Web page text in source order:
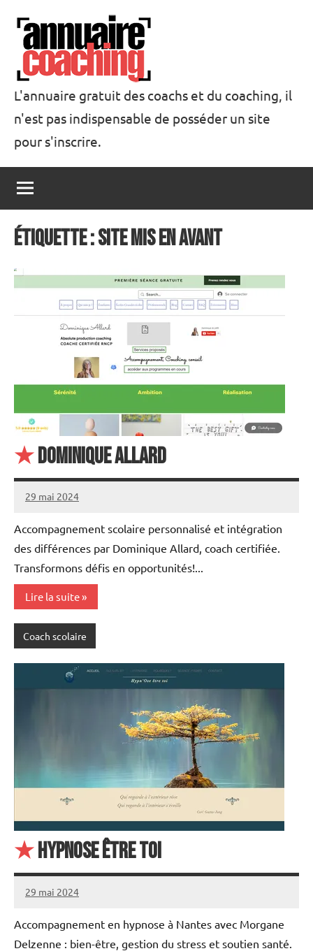
contenu
Annuaire
Coaching
L'annuaire gratuit des coachs et du coaching, il
n'est pas indispensable de posséder un site
pour s'inscrire.
Étiquette :site mis en avant
★Dominique ALLARD
29 mai 2024
annuairecoaching
Accompagnement scolaire personnalisé et intégration
des différences par Dominique Allard, coach certifiée.
Transformons défis en opportunités!...
Lire la suite
Coach scolaire
★Hypnose être toi
29 mai 2024
annuairecoaching
Accompagnement en hypnose à Nantes avec Morgane
Delzenne : bien-être, gestion du stress et soutien santé.